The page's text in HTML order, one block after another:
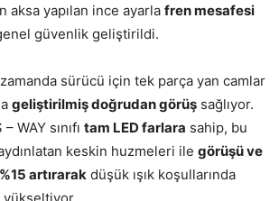
aksa yapılan ince ayarla fren mesafesi
güvenlik geliştirildi.
zamanda sürücü için tek parça yan camlar
geliştirilmiş doğrudan görüş sağlıyor.
WAY sınıfı tam LED farlara sahip, bu
keskin huzmeleri ile görüşü ve
artırarak düşük ışık koşullarında